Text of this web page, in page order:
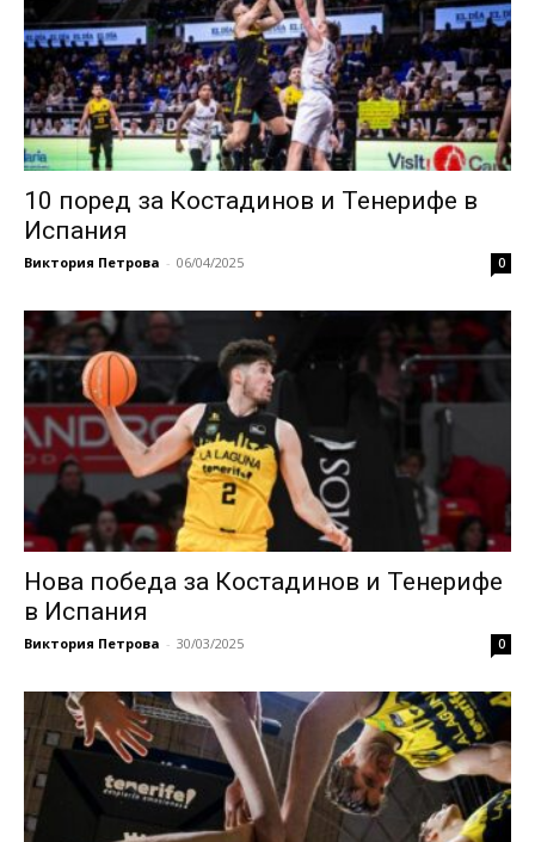
10 поред за Костадинов и Тенерифе в
Испания
Виктория Петрова - 06/04/2025 0
Нова победа за Костадинов и Тенерифе
в Испания
Виктория Петрова - 30/03/2025 0